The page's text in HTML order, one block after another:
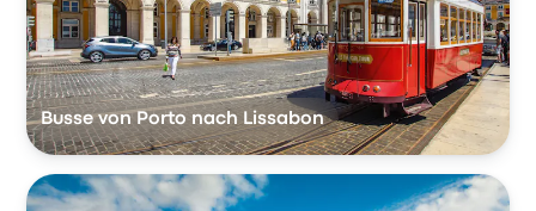
Busse von Porto nach Lissabon